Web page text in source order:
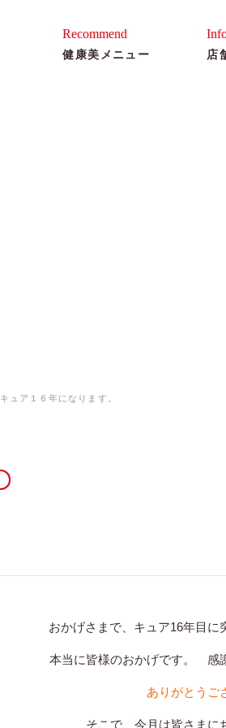
ゆう美容室
Recommend
健康美メニュー 店
キュア１６年になります。
おかげさまで、キュア16年目に
本当に皆様のおかげです。 感
ありがとうご
そこで、今月は皆さまに